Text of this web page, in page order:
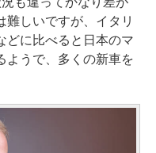
難しいですが、イタリ
どに比べると日本のマ
ようで、多くの新車を